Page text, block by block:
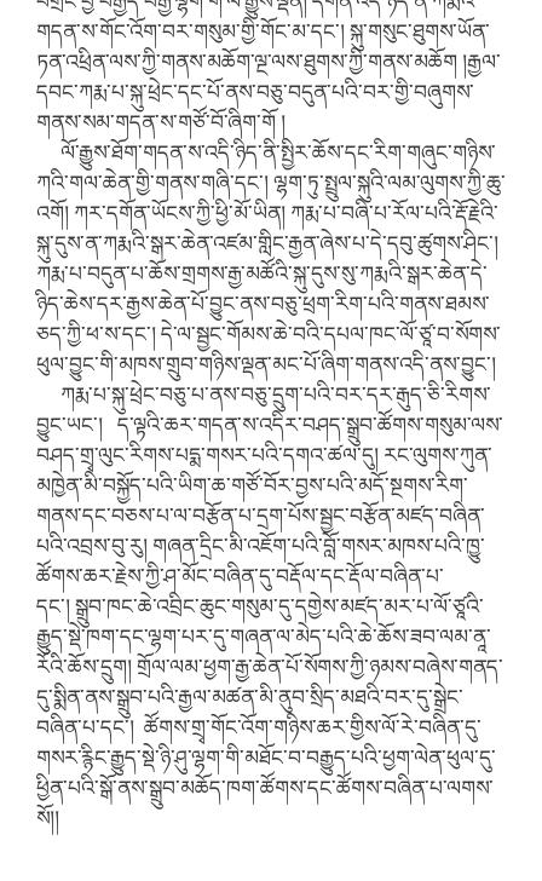
གདན་ས་གོང་འོག་བར་གསུམ་གྱི་གོང་མ་དང་། སྐུ་གསུང་ཐུགས་ཡོན་
ཏན་འཕྲིན་ལས་ཀྱི་གནས་མཆོག་ལྔ་ལས་ཐུགས་ཀྱི་གནས་མཆོག །རྒྱལ་
དབང་ཀརྨ་པ་སྐུ་ཕྲེང་དང་པོ་ནས་བཅུ་བདུན་པའི་བར་གྱི་བཞུགས་
གནས་སམ་གདན་ས་གཙོ་བོ་ཞིག་གོ །
ལོ་རྒྱུས་ཐོག་གདན་ས་འདི་ཉིད་ནི་སྤྱིར་ཆོས་དང་རིག་གཞུང་གཉིས་
ཀའི་གལ་ཆེན་གྱི་གནས་གཞི་དང་། ལྷག་ཏུ་སྤྲུལ་སྐུའི་ལམ་ལུགས་ཀྱི་ཆུ་
འགོ། ཀར་དགོན་ཡོངས་ཀྱི་ཕྱི་མོ་ཡིན། ཀརྨ་པ་བཞི་པ་རོལ་པའི་རྡོ་རྗེའི་
སྐུ་དུས་ན་ཀརྨའི་སྒར་ཆེན་འཛམ་གླིང་རྒྱན་ཞེས་པ་དེ་དབུ་ཚུགས་ཤིང་།
ཀརྨ་པ་བདུན་པ་ཆོས་གྲགས་རྒྱ་མཚོའི་སྐུ་དུས་སུ་ཀརྨའི་སྒར་ཆེན་དེ་
ཉིད་ཆེས་དར་རྒྱས་ཆེན་པོ་བྱུང་ནས་བཅུ་ཕྲག་རིག་པའི་གནས་ཐམས་
ཅད་ཀྱི་ཕ་ས་དང་། དེ་ལ་སྦྱང་གོམས་ཆེ་བའི་དཔལ་ཁང་ལོ་ཙཱ་བ་སོགས་
ཕུལ་བྱུང་གི་མཁས་གྲུབ་གཉིས་ལྡན་མང་པོ་ཞིག་གནས་འདི་ནས་བྱུང་།
ཀརྨ་པ་སྐུ་ཕྲེང་བཅུ་པ་ནས་བཅུ་དྲུག་པའི་བར་དར་རྒུད་ཅི་རིགས་
བྱུང་ཡང་། ད་ལྟའི་ཆར་གདན་ས་འདིར་བཤད་སྒྲུབ་ཚོགས་གསུམ་ལས་
བཤད་གྲྭ་ལུང་རིགས་པདྨ་གསར་པའི་དགའ་ཚལ་དུ། རང་ལུགས་ཀུན་
མཁྱེན་མི་བསྐྱོད་པའི་ཡིག་ཆ་གཙོ་བོར་བྱས་པའི་མདོ་སྔགས་རིག་
གནས་དང་བཅས་པ་ལ་བརྩོན་པ་དྲག་པོས་སྦྱང་བརྩོན་མཛད་བཞིན་
པའི་འབྲས་བུ་རུ། གཞན་དྲིང་མི་འཇོག་པའི་བློ་གསར་མཁས་པའི་ཁྱུ་
ཚོགས་ཆར་རྗེས་ཀྱི་ཤ་མོང་བཞིན་དུ་བརྡོལ་དང་རྡོལ་བཞིན་པ་
དང་། སྒྲུབ་ཁང་ཆེ་འབྲིང་ཆུང་གསུམ་དུ་དགྱེས་མཛད་མར་པ་ལོ་ཙཱའི་
རྒྱུད་སྡེ་ཁག་དང་ལྷག་པར་དུ་གཞན་ལ་མེད་པའི་ཆེ་ཆོས་ཟབ་ལམ་ནཱ་
རོའི་ཆོས་དྲུག། གྲོལ་ལམ་ཕྱག་རྒྱ་ཆེན་པོ་སོགས་ཀྱི་ཉམས་བཞེས་གནད་
དུ་སྨིན་ནས་སྒྲུབ་པའི་རྒྱལ་མཚན་མི་ནུབ་སྲིད་མཐའི་བར་དུ་སྒྲེང་
བཞིན་པ་དང་། ཚོགས་གྲྭ་གོང་འོག་གཉིས་ཆར་གྱིས་ལོ་རེ་བཞིན་དུ་
གསར་རྙིང་རྒྱུད་སྡེ་ཉི་ཤུ་ལྷག་གི་མཐོང་བ་བརྒྱུད་པའི་ཕྱག་ལེན་ཕུལ་དུ་
ཕྱིན་པའི་སྒོ་ནས་སྒྲུབ་མཆོད་ཁག་ཚོགས་དང་ཚོགས་བཞིན་པ་ལགས་
སོ།།